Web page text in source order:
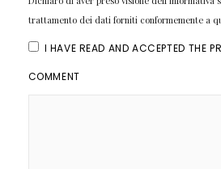
trattamento dei dati forniti conformemente a
I HAVE READ AND ACCEPTED THE
COMMENT